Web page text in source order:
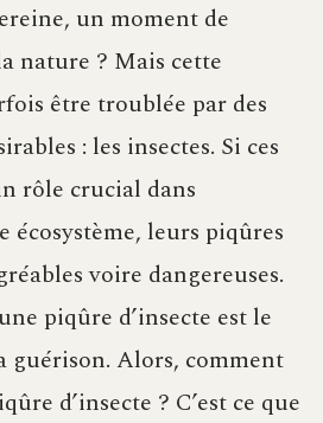
un moment de
nature ? Mais cette
être troublée par des
: les insectes. Si ces
rôle crucial dans
écosystème, leurs piqûres
voire dangereuses.
piqûre d’insecte est le
guérison. Alors, comment
d’insecte ? C’est ce que